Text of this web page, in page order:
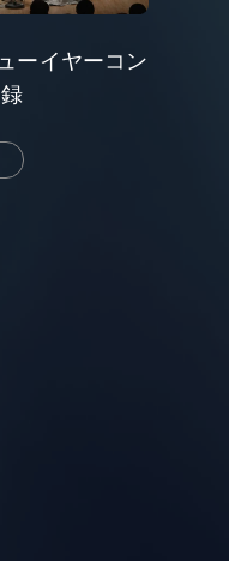
ーイヤーコン